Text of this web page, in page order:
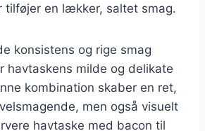
tilføjer en lækker, saltet smag.
konsistens og rige smag
havtaskens milde og delikate
kombination skaber en ret,
men også visuelt
havtaske med bacon til